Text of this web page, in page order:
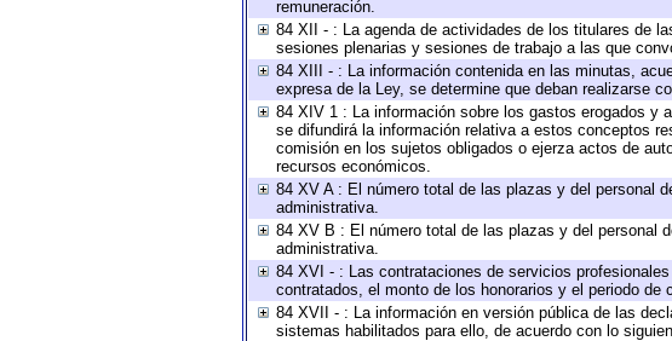
remuneración.
84 XII - : La agenda de actividades de los titulares de
sesiones plenarias y sesiones de trabajo a las que
84 XIII - : La información contenida en las minutas,
expresa de la Ley, se determine que deban realizarse
84 XIV 1 : La información sobre los gastos erogados y
se difundirá la información relativa a estos conceptos
comisión en los sujetos obligados o ejerza actos de
recursos económicos.
84 XV A : El número total de las plazas y del personal
administrativa.
84 XV B : El número total de las plazas y del personal
administrativa.
84 XVI - : Las contrataciones de servicios
contratados, el monto de los honorarios y el periodo de
84 XVII - : La información en versión pública de las
sistemas habilitados para ello, de acuerdo con lo